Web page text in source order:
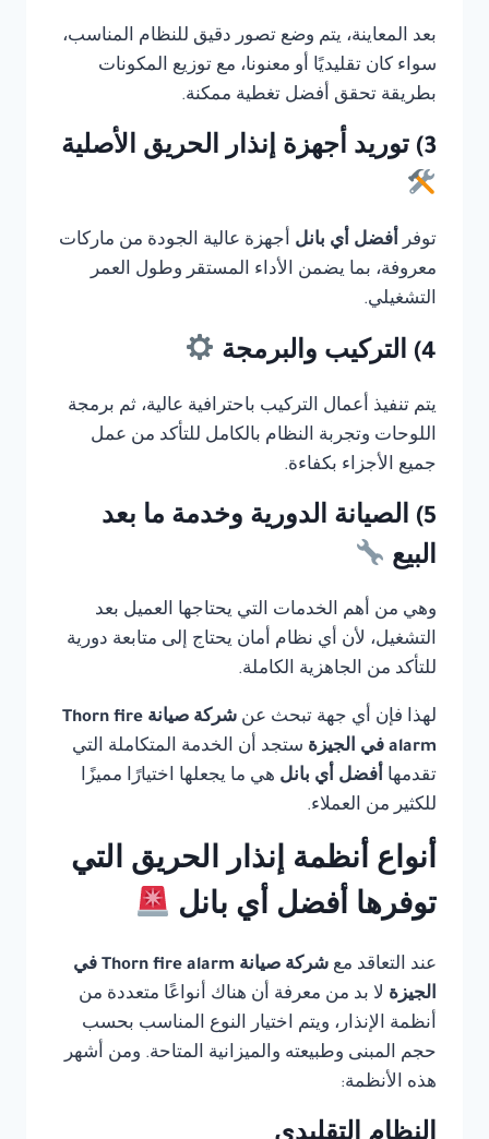
بعد المعاينة، يتم وضع تصور دقيق للنظام المناسب،
سواء كان تقليديًا أو معنونا، مع توزيع المكونات
بطريقة تحقق أفضل تغطية ممكنة.
3) توريد أجهزة إنذار الحريق الأصلية
توفر أفضل أي بانل أجهزة عالية الجودة من ماركات
معروفة، بما يضمن الأداء المستقر وطول العمر
التشغيلي.
4) التركيب والبرمجة
يتم تنفيذ أعمال التركيب باحترافية عالية، ثم برمجة
اللوحات وتجربة النظام بالكامل للتأكد من عمل
جميع الأجزاء بكفاءة.
5) الصيانة الدورية وخدمة ما بعد
البيع
وهي من أهم الخدمات التي يحتاجها العميل بعد
التشغيل، لأن أي نظام أمان يحتاج إلى متابعة دورية
للتأكد من الجاهزية الكاملة.
لهذا فإن أي جهة تبحث عن
شركة صيانة Thorn fire
alarm في الجيزة
ستجد أن الخدمة المتكاملة التي
تقدمها أفضل أي بانل هي ما يجعلها اختيارًا مميزًا
للكثير من العملاء.
أنواع أنظمة إنذار الحريق التي
توفرها أفضل أي بانل
عند التعاقد مع
شركة صيانة Thorn fire alarm في
الجيزة لا بد من معرفة أن هناك أنواعًا متعددة من
أنظمة الإنذار، ويتم اختيار النوع المناسب بحسب
حجم المبنى وطبيعته والميزانية المتاحة. ومن أشهر
هذه الأنظمة: